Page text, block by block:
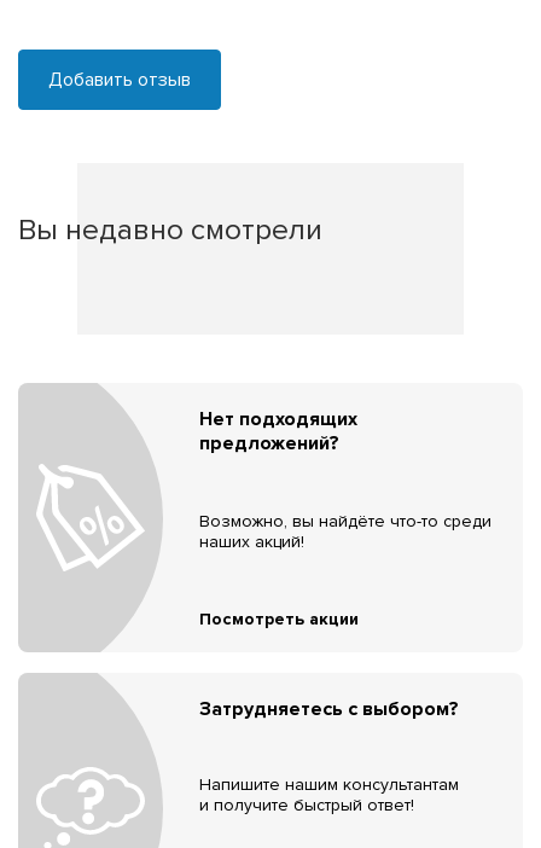
Добавить отзыв
Вы недавно смотрели
Нет подходящих
предложений?
Возможно, вы найдёте что-то среди
наших акций!
Посмотреть акции
Затрудняетесь с выбором?
Напишите нашим консультантам
и получите быстрый ответ!